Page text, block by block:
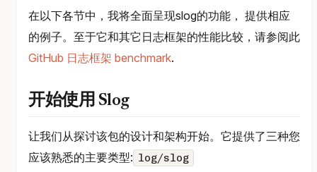
在以下各节中，我将全面呈现slog的功能， 提供相应
的例子。至于它和其它日志框架的性能比较，请参阅此
GitHub 日志框架 benchmark.
开始使用 Slog
让我们从探讨该包的设计和架构开始。它提供了三种您
应该熟悉的主要类型: log/slog